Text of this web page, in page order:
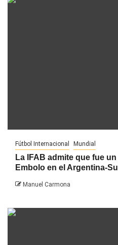
Fútbol Internacional Mundial
La IFAB admite que fue
Embolo en el Argentina-
Manuel Carmona